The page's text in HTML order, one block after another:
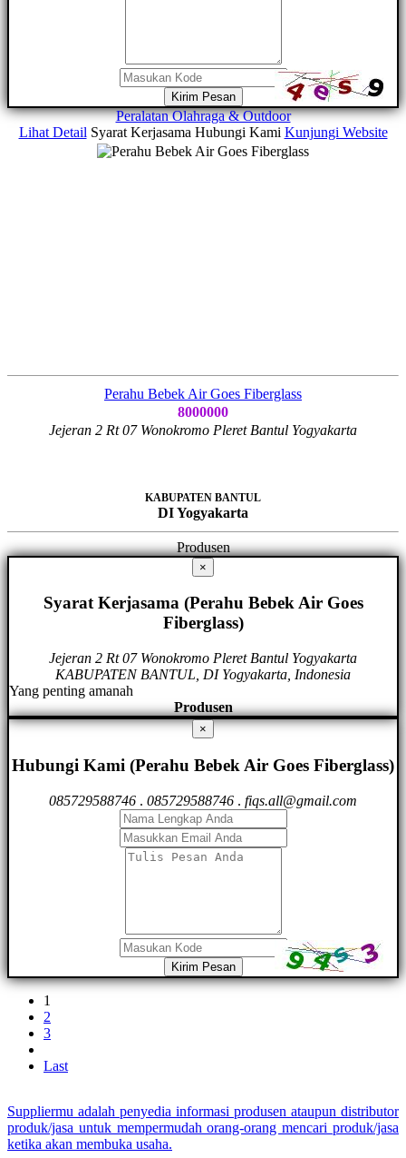
Kirim Pesan
Peralatan Olahraga & Outdoor
Lihat Detail Syarat Kerjasama Hubungi Kami Kunjungi Website
Perahu Bebek Air Goes Fiberglass
8000000
Jejeran 2 Rt 07 Wonokromo Pleret Bantul Yogyakarta
KABUPATEN BANTUL
DI Yogyakarta
Produsen
×
Syarat Kerjasama (Perahu Bebek Air Goes
Fiberglass)
Jejeran 2 Rt 07 Wonokromo Pleret Bantul Yogyakarta
KABUPATEN BANTUL, DI Yogyakarta, Indonesia
Yang penting amanah
Produsen
×
Hubungi Kami (Perahu Bebek Air Goes Fiberglass)
085729588746 . 085729588746 . fiqs.all@gmail.com
Kirim Pesan
1
2
3
Last
Suppliermu adalah penyedia informasi produsen ataupun distributor
produk/jasa untuk mempermudah orang-orang mencari produk/jasa
ketika akan membuka usaha.